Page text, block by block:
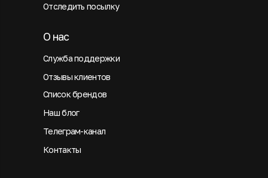
Отследить посылку
Служба поддержки
О нас
Отзывы клиентов
Список брендов
Наш блог
Телеграм-канал
Контакты